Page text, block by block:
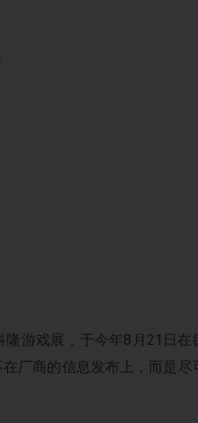
游戏展，于今年8月21日在
厂商的信息发布上，而是尽